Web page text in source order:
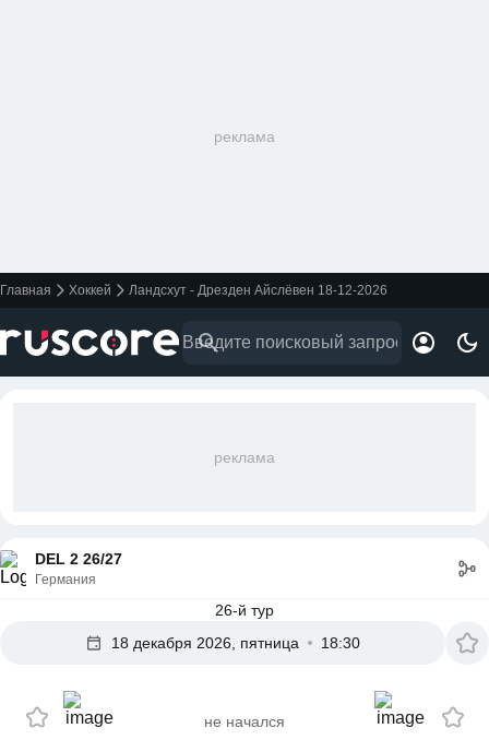
реклама
Главная Хоккей Ландсхут - Дрезден Айслёвен 18-12-2026
реклама
DEL 2 26/27
Германия
26-й тур
18 декабря 2026, пятница
18:30
не начался